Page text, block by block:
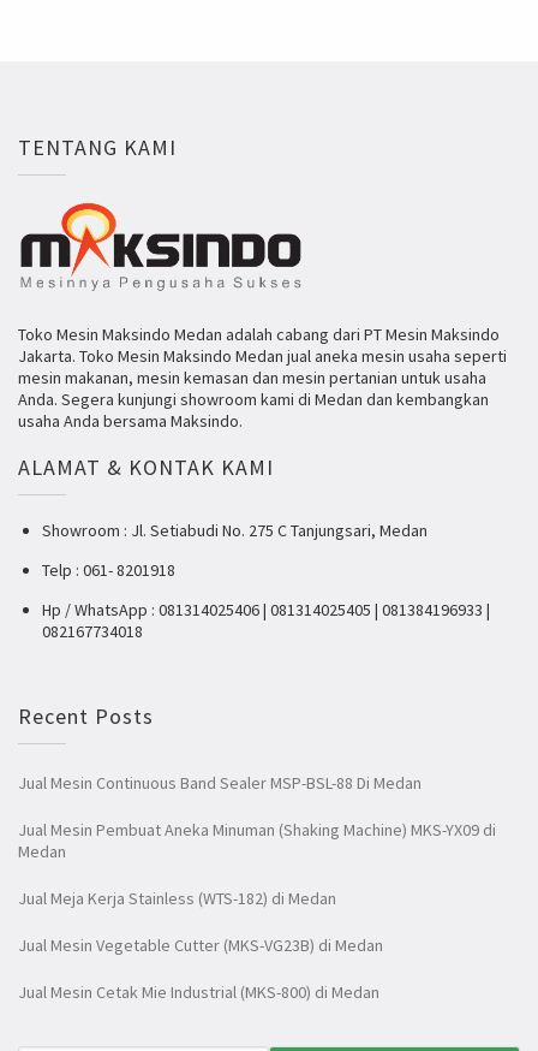
TENTANG KAMI
Toko Mesin Maksindo Medan adalah cabang dari PT Mesin Maksindo
Jakarta. Toko Mesin Maksindo Medan jual aneka mesin usaha seperti
mesin makanan, mesin kemasan dan mesin pertanian untuk usaha
Anda. Segera kunjungi showroom kami di Medan dan kembangkan
usaha Anda bersama Maksindo.
ALAMAT & KONTAK KAMI
Showroom : Jl. Setiabudi No. 275 C Tanjungsari, Medan
Telp : 061- 8201918
Hp / WhatsApp : 081314025406 | 081314025405 | 081384196933 |
082167734018
Recent Posts
Jual Mesin Continuous Band Sealer MSP-BSL-88 Di Medan
Jual Mesin Pembuat Aneka Minuman (Shaking Machine) MKS-YX09 di
Medan
Jual Meja Kerja Stainless (WTS-182) di Medan
Jual Mesin Vegetable Cutter (MKS-VG23B) di Medan
Jual Mesin Cetak Mie Industrial (MKS-800) di Medan